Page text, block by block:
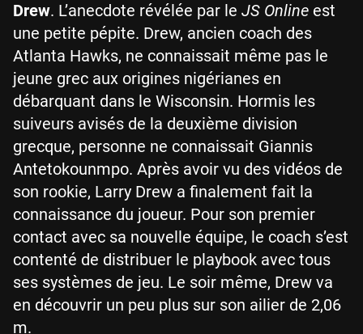
Drew. L’anecdote révélée par le JS Online est
une petite pépite. Drew, ancien coach des
Atlanta Hawks, ne connaissait même pas le
jeune grec aux origines nigérianes en
débarquant dans le Wisconsin. Hormis les
suiveurs avisés de la deuxième division
grecque, personne ne connaissait Giannis
Antetokounmpo. Après avoir vu des vidéos de
son rookie, Larry Drew a finalement fait la
connaissance du joueur. Pour son premier
contact avec sa nouvelle équipe, le coach s’est
contenté de distribuer le playbook avec tous
ses systèmes de jeu. Le soir même, Drew va
en découvrir un peu plus sur son ailier de 2,06
m.